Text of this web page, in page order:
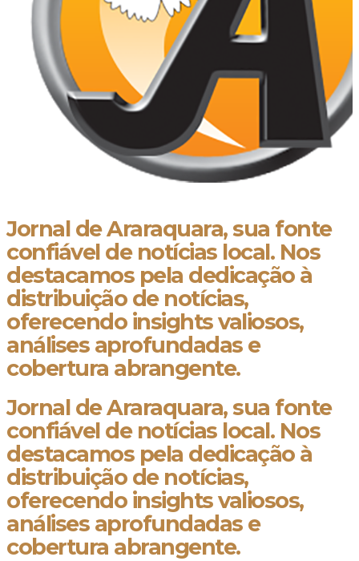
Jornal de Araraquara, sua fonte
confiável de notícias local. Nos
destacamos pela dedicação à
distribuição de notícias,
oferecendo insights valiosos,
análises aprofundadas e
cobertura abrangente.
Jornal de Araraquara, sua fonte
confiável de notícias local. Nos
destacamos pela dedicação à
distribuição de notícias,
oferecendo insights valiosos,
análises aprofundadas e
cobertura abrangente.